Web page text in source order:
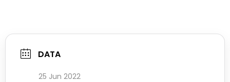
DATA
25 Jun 2022